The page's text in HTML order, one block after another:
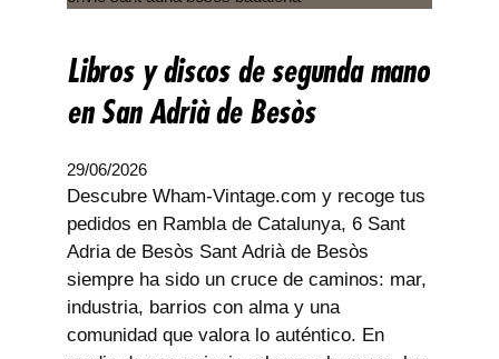
Libros y discos de segunda mano
en San Adrià de Besòs
29/06/2026
Descubre Wham-Vintage.com y recoge tus
pedidos en Rambla de Catalunya, 6 Sant
Adria de Besòs Sant Adrià de Besòs
siempre ha sido un cruce de caminos: mar,
industria, barrios con alma y una
comunidad que valora lo auténtico. En